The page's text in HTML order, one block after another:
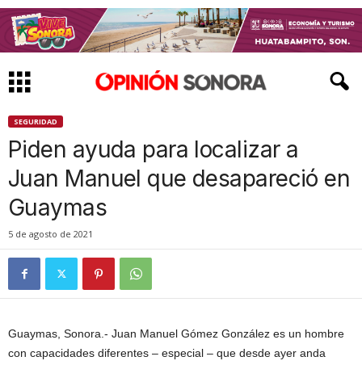
SEGURIDAD
Piden ayuda para localizar a
Juan Manuel que desapareció en
Guaymas
5 de agosto de 2021
Guaymas, Sonora.- Juan Manuel Gómez González es un hombre
con capacidades diferentes – especial – que desde ayer anda